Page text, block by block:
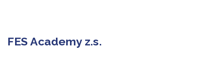
FES Academy z.s.